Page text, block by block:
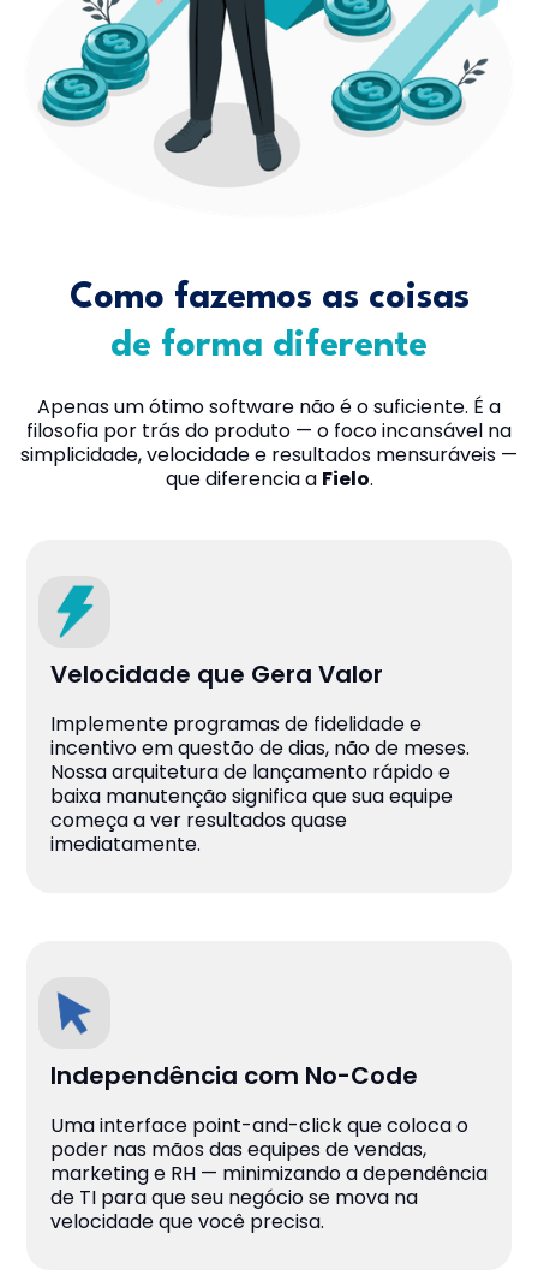
Como fazemos as coisas
de forma diferente
Apenas um ótimo software não é o suficiente. É a
filosofia por trás do produto — o foco incansável na
simplicidade, velocidade e resultados mensuráveis —
que diferencia a Fielo.
Velocidade que Gera Valor
Implemente programas de fidelidade e
incentivo em questão de dias, não de meses.
Nossa arquitetura de lançamento rápido e
baixa manutenção significa que sua equipe
começa a ver resultados quase
imediatamente.
Independência com No-Code
Uma interface point-and-click que coloca o
poder nas mãos das equipes de vendas,
marketing e RH — minimizando a dependência
de TI para que seu negócio se mova na
velocidade que você precisa.